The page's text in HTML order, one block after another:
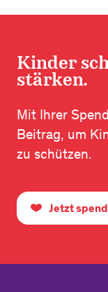
Kinder
stärken.
Mit Ihrer
Beitrag, um
zu schützen.
Jetzt